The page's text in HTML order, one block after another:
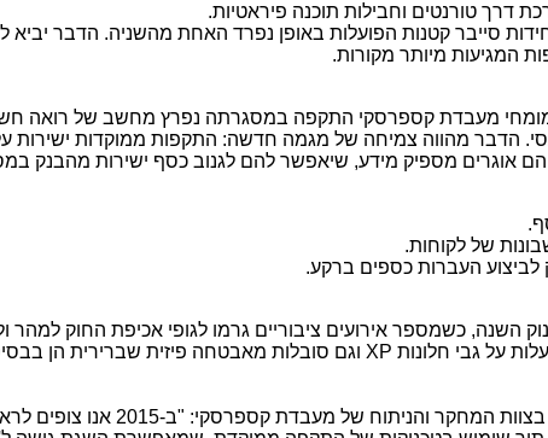
דרך טורנטים וחבילות תוכנה פיראטיות.
סייבר קטנות הפועלות באופן נפרד האחת מהשניה. הדבר
המגיעות מיותר מקורות.
מעבדת קספרסקי התקפה במסגרתה נפרץ מחשב של רואה
הדבר מהווה צמיחה של מגמה חדשה: התקפות ממוקדות ישירות
אוגרים מספיק מידע, שיאפשר להם לגנוב כסף ישירות מהבנק
של לקוחות.
לביצוע העברות כספים ברקע.
השנה, כשמספר אירועים ציבוריים גרמו לגופי אכיפת החוק למהר
על גבי חלונות XP וגם סובלות מאבטחה פיזית שברירית הן
, מומחה אבטחה ראשי בצוות המחקר והניתוח של מעבדת קספרסקי: "ב-2015